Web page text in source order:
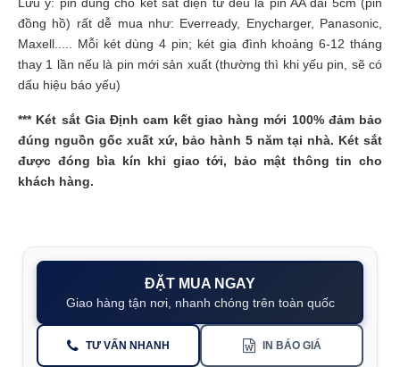
đồng hồ) rất dễ mua như: Everready, Enycharger, Panasonic,
Maxell..... Mỗi két dùng 4 pin; két gia đình khoảng 6-12 tháng
thay 1 lần nếu là pin mới sản xuất (thường thì khi yếu pin, sẽ có
dấu hiệu báo yếu)
*** Két sắt Gia Định cam kết giao hàng mới 100% đảm bảo
đúng nguồn gốc xuất xứ, bảo hành 5 năm tại nhà. Két sắt
được đóng bìa kín khi giao tới, bảo mật thông tin cho
khách hàng.
ĐẶT MUA NGAY
Giao hàng tận nơi, nhanh chóng trên toàn quốc
TƯ VẤN NHANH IN BÁO GIÁ